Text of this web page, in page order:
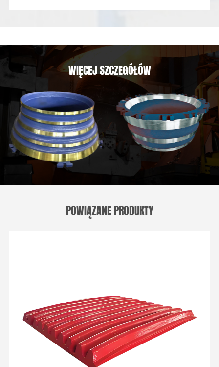
WIĘCEJ SZCZEGÓŁÓW
POWIĄZANE PRODUKTY